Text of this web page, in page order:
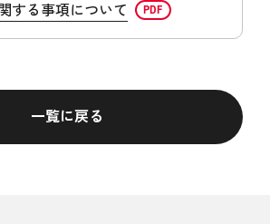
する事項について
一覧に戻る